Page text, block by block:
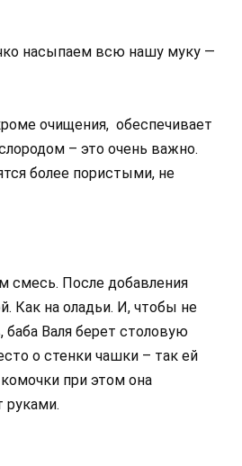
насыпаем всю нашу муку —
очищения, обеспечивает
– это очень важно.
более пористыми, не
смесь. После добавления
Как на оладьи. И, чтобы не
баба Валя берет столовую
о стенки чашки – так ей
при этом она
руками.